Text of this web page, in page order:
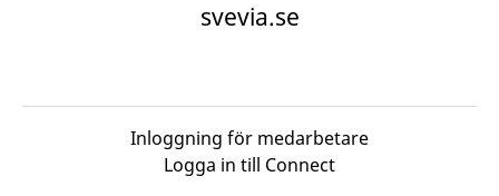
svevia.se
Inloggning för medarbetare
Logga in till Connect